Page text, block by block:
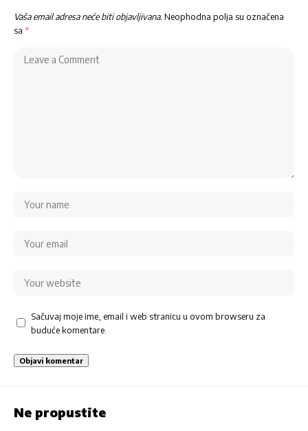
Vaša email adresa neće biti objavljivana. Neophodna polja su označena
sa *
Sačuvaj moje ime, email i web stranicu u ovom browseru za
buduće komentare.
Ne propustite